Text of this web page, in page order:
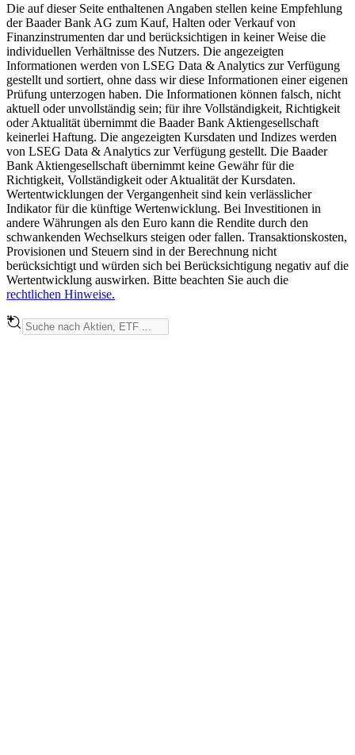
Die auf dieser Seite enthaltenen Angaben stellen keine Empfehlung
der Baader Bank AG zum Kauf, Halten oder Verkauf von
Finanzinstrumenten dar und berücksichtigen in keiner Weise die
individuellen Verhältnisse des Nutzers. Die angezeigten
Informationen werden von LSEG Data & Analytics zur Verfügung
gestellt und sortiert, ohne dass wir diese Informationen einer eigenen
Prüfung unterzogen haben. Die Informationen können falsch, nicht
aktuell oder unvollständig sein; für ihre Vollständigkeit, Richtigkeit
oder Aktualität übernimmt die Baader Bank Aktiengesellschaft
keinerlei Haftung. Die angezeigten Kursdaten und Indizes werden
von LSEG Data & Analytics zur Verfügung gestellt. Die Baader
Bank Aktiengesellschaft übernimmt keine Gewähr für die
Richtigkeit, Vollständigkeit oder Aktualität der Kursdaten.
Wertentwicklungen der Vergangenheit sind kein verlässlicher
Indikator für die künftige Wertenwicklung. Bei Investitionen in
andere Währungen als den Euro kann die Rendite durch den
schwankenden Wechselkurs steigen oder fallen. Transaktionskosten,
Provisionen und Steuern sind in der Berechnung nicht
berücksichtigt und würden sich bei Berücksichtigung negativ auf die
Wertentwicklung auswirken. Bitte beachten Sie auch die
rechtlichen Hinweise.